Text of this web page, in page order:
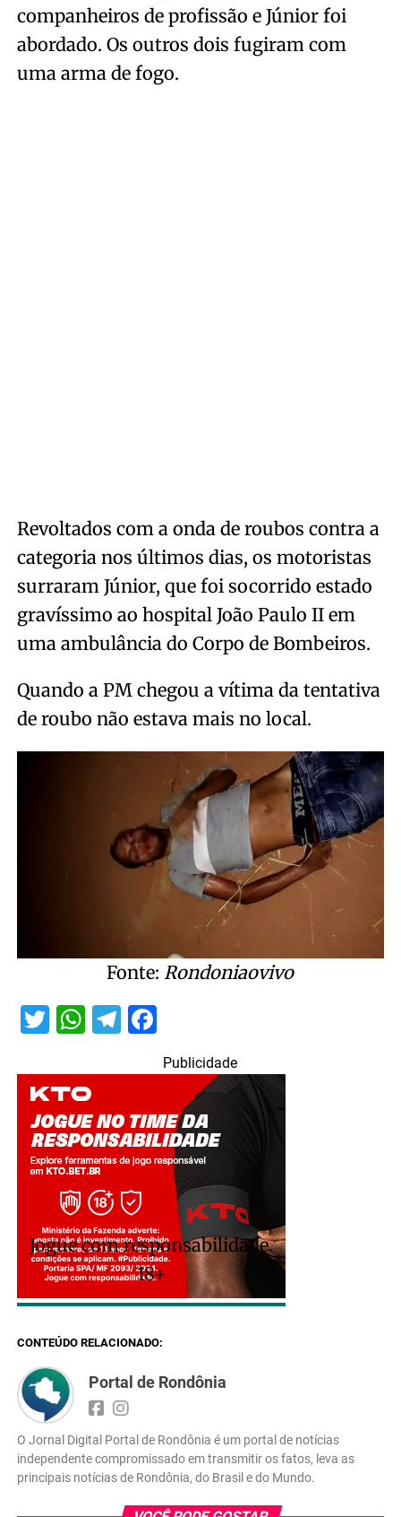
companheiros de profissão e Júnior foi
abordado. Os outros dois fugiram com
uma arma de fogo.
Revoltados com a onda de roubos contra a
categoria nos últimos dias, os motoristas
surraram Júnior, que foi socorrido estado
gravíssimo ao hospital João Paulo II em
uma ambulância do Corpo de Bombeiros.
Quando a PM chegou a vítima da tentativa
de roubo não estava mais no local.
Fonte: Rondoniaovivo
Twitter
WhatsApp
Telegram
Facebook
Publicidade
Jogue com responsabilidade.
18+
CONTEÚDO RELACIONADO:
Portal de Rondônia
O Jornal Digital Portal de Rondônia é um portal de notícias
independente compromissado em transmitir os fatos, leva as
principais notícias de Rondônia, do Brasil e do Mundo.